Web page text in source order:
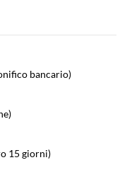
bancario)
15 giorni)